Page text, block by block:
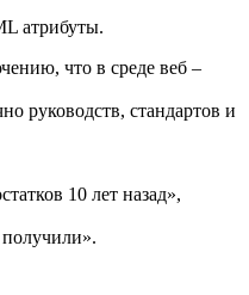
атрибуты.
что в среде веб –
руководств, стандартов и
10 лет назад»,